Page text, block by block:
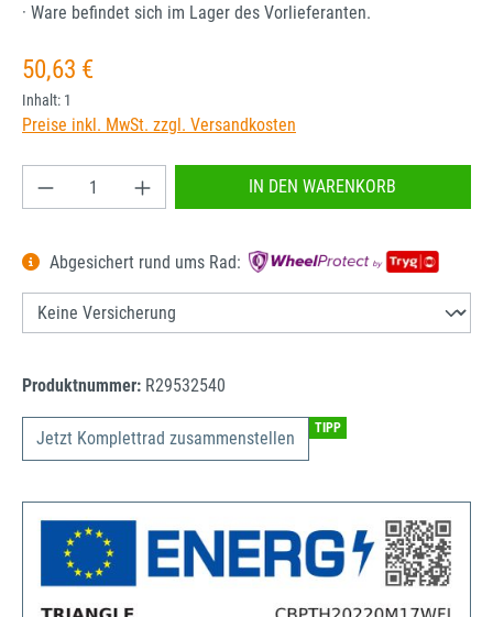
· Ware befindet sich im Lager des Vorlieferanten.
Regulärer Preis:
50,63 €
Inhalt: 1
Preise inkl. MwSt. zzgl. Versandkosten
Produkt Anzahl: Gib den gewünschten Wert
IN DEN WARENKORB
Abgesichert rund ums Rad:
Produktnummer: R29532540
Jetzt Komplettrad zusammenstellen TIPP